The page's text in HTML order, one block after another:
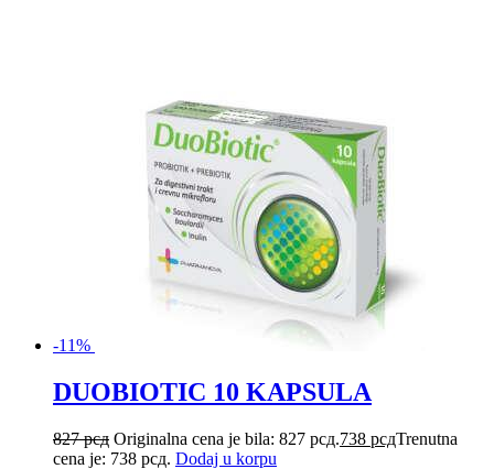
-11%
DUOBIOTIC 10 KAPSULA
827рсд Originalna cena je bila: 827 рсд.738 рсдTrenutna
cena je: 738 рсд. Dodaj u korpu